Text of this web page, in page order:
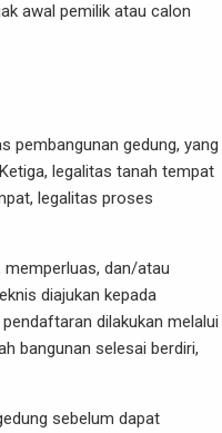
awal pemilik atau calon
pembangunan gedung, yang
legalitas tanah tempat
legalitas proses
memperluas, dan/atau
diajukan kepada
dilakukan melalui
bangunan selesai berdiri,
sebelum dapat